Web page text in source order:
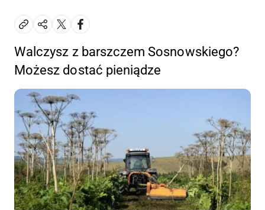
Walczysz z barszczem Sosnowskiego?
Możesz dostać pieniądze